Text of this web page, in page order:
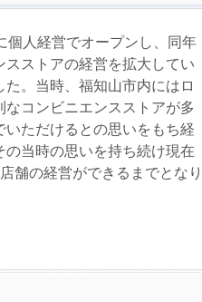
個人経営でオープンし、同年
ストアの経営を拡大してい
。当時、福知山市内にはロ
コンビニエンスストアが多
いただけるとの思いをもち経
当時の思いを持ち続け現在
舗の経営ができるまでとなり